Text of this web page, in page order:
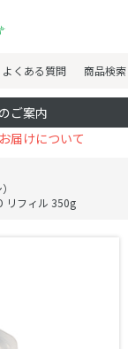
よくある質問 商品検索
ご案内
届けについて
リフィル 350g